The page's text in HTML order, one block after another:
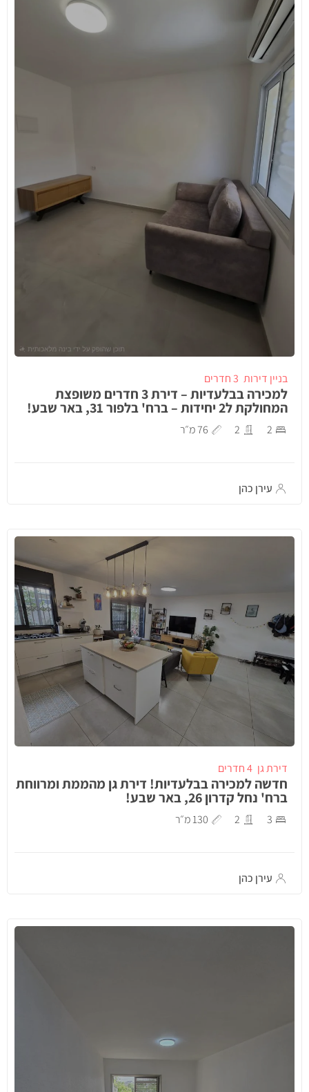
בניין דירות 3 חדרים
למכירה בבלעדיות – דירת 3 חדרים משופצת
המחולקת ל2 יחידות – ברח' בלפור 31, באר שבע!
2
2 76 מ״ר
עירן כהן
דירת גן 4 חדרים
חדשה למכירה בבלעדיות! דירת גן מהממת ומרווחת
ברח' נחל קדרון 26, באר שבע!
3
2 130 מ״ר
עירן כהן